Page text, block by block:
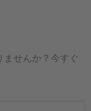
ませんか？今すぐ